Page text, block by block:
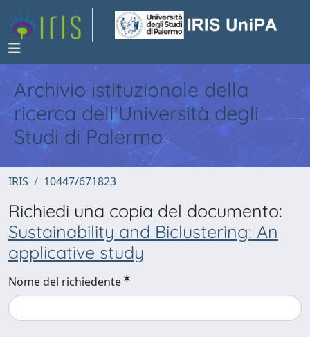
Archivio istituzionale della
ricerca dell'Università degli
Studi di Palermo
IRIS 10447/671823
Richiedi una copia del documento:
Sustainability and Biclustering: An
applicative study
Nome del richiedente